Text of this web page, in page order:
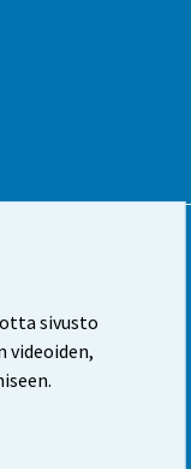
sivusto
videoiden,